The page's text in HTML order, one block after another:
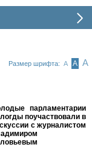
Размер шрифта: А А А
парламентарии
поучаствовали в
с журналистом